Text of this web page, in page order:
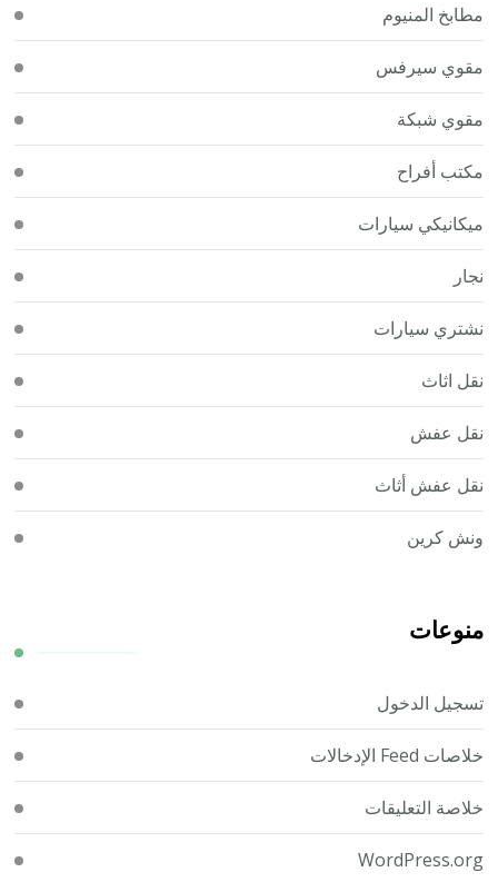
مطابخ المنيوم
مقوي سيرفس
مقوي شبكة
مكتب أفراح
ميكانيكي سيارات
نجار
نشتري سيارات
نقل اثاث
نقل عفش
نقل عفش أثاث
ونش كرين
منوعات
تسجيل الدخول
خلاصات Feed الإدخالات
خلاصة التعليقات
WordPress.org